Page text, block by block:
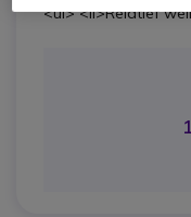
<ul> <li>Relatief